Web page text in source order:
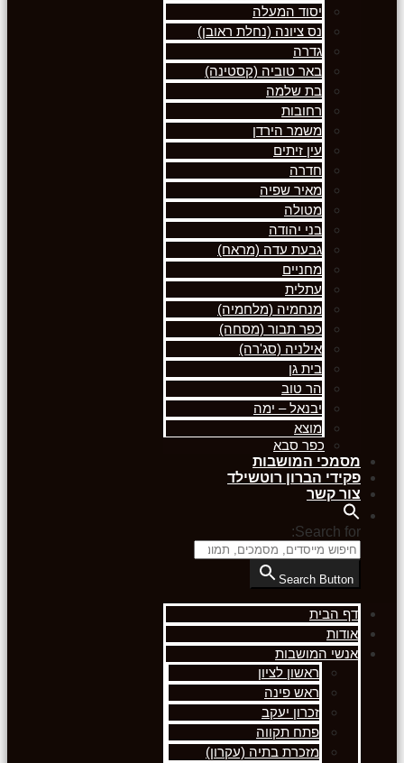
יסוד המעלה
נס ציונה (נחלת ראובן)
גדרה
באר טוביה (קסטינה)
בת שלמה
רחובות
משמר הירדן
עין זיתים
חדרה
מאיר שפיה
מטולה
בני יהודה
גבעת עדה (מראח)
מחניים
עתלית
מנחמיה (מלחמיה)
כפר תבור (מסחה)
אילניה (סג'רה)
בית גן
הר טוב
יבנאל – ימה
מוצא
כפר סבא
מסמכי המושבות
פקידי הברון רוטשילד
צור קשר
Search for:
Search Button
דף הבית
אודות
אנשי המושבות
ראשון לציון
ראש פינה
זכרון יעקב
פתח תקווה
מזכרת בתיה (עקרון)